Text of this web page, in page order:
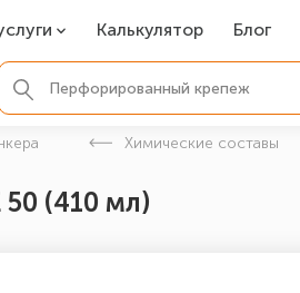
Калькулятор Блог
Химические составы
(410 мл)